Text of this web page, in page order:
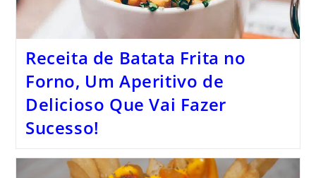
Receita de Batata Frita no
Forno, Um Aperitivo de
Delicioso Que Vai Fazer
Sucesso!